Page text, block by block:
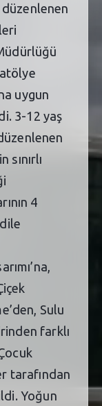
uygun
3-12 yaş
4
Sulu
farklı
tarafından
Yoğun